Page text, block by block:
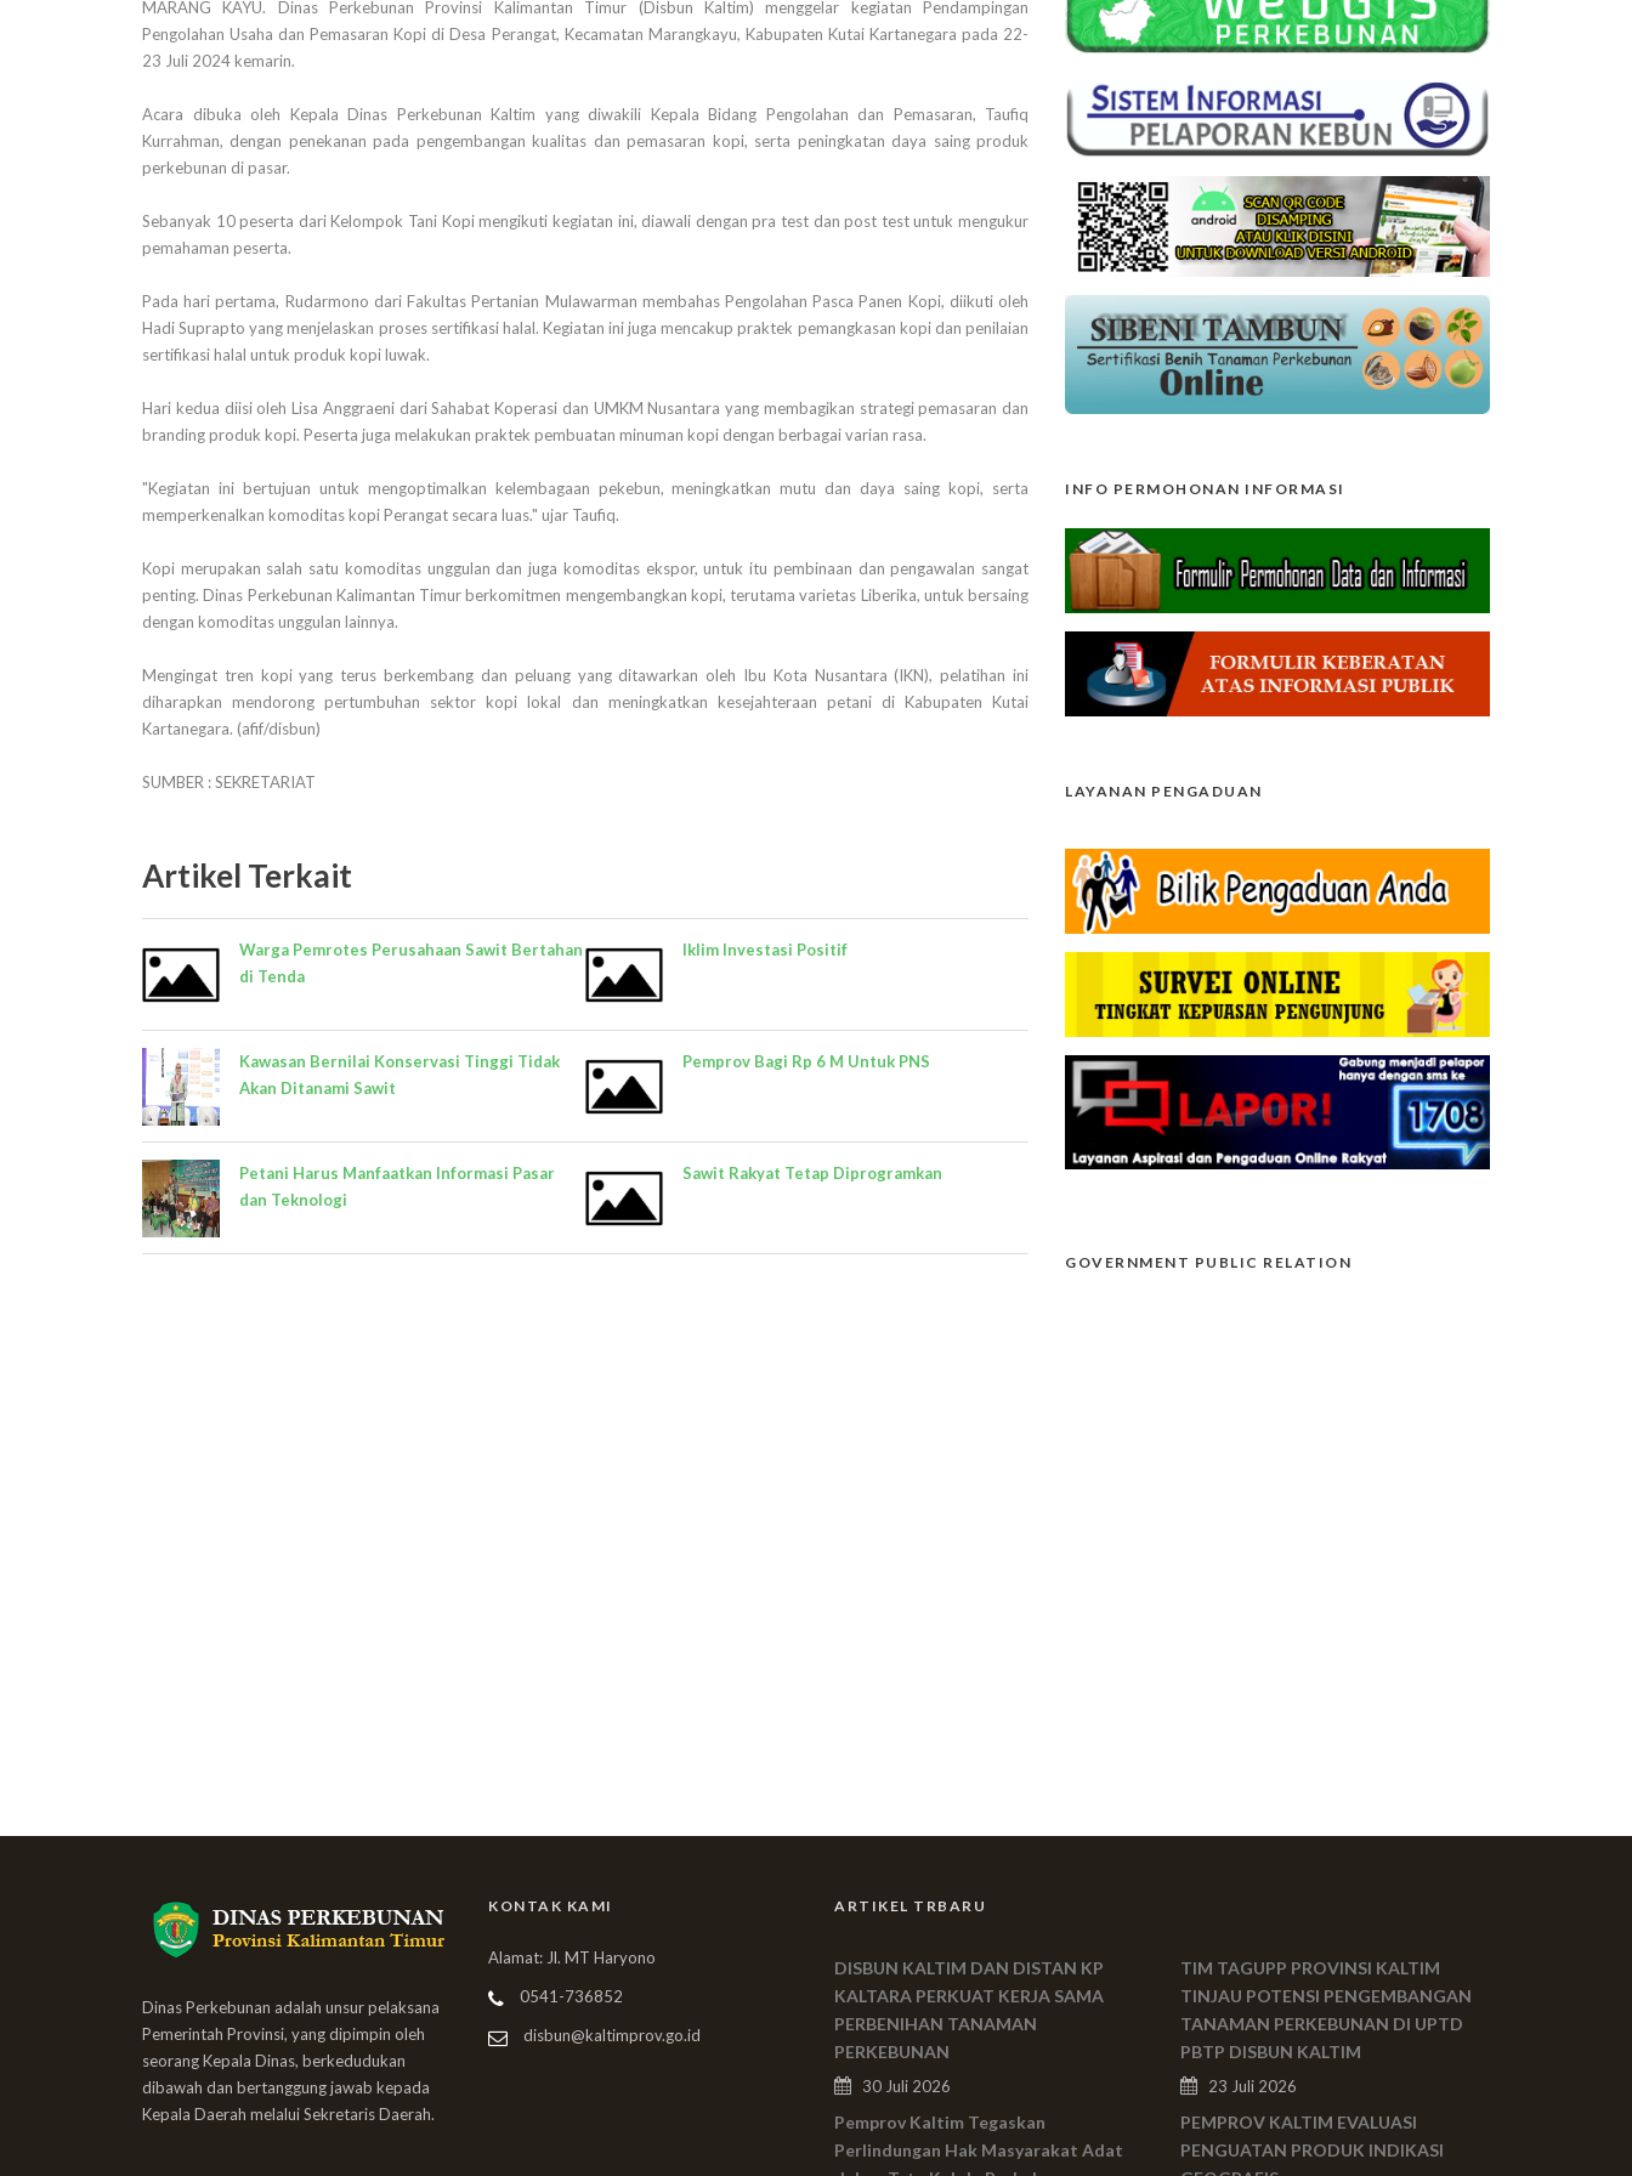
MARANG KAYU. Dinas Perkebunan Provinsi Kalimantan Timur (Disbun Kaltim) menggelar kegiatan Pendampingan
Pengolahan Usaha dan Pemasaran Kopi di Desa Perangat, Kecamatan Marangkayu, Kabupaten Kutai Kartanegara pada 22-
23 Juli 2024 kemarin.
Acara dibuka oleh Kepala Dinas Perkebunan Kaltim yang diwakili Kepala Bidang Pengolahan dan Pemasaran, Taufiq
Kurrahman, dengan penekanan pada pengembangan kualitas dan pemasaran kopi, serta peningkatan daya saing produk
perkebunan di pasar.
Sebanyak 10 peserta dari Kelompok Tani Kopi mengikuti kegiatan ini, diawali dengan pra test dan post test untuk mengukur
pemahaman peserta.
Pada hari pertama, Rudarmono dari Fakultas Pertanian Mulawarman membahas Pengolahan Pasca Panen Kopi, diikuti oleh
Hadi Suprapto yang menjelaskan proses sertifikasi halal. Kegiatan ini juga mencakup praktek pemangkasan kopi dan penilaian
sertifikasi halal untuk produk kopi luwak.
Hari kedua diisi oleh Lisa Anggraeni dari Sahabat Koperasi dan UMKM Nusantara yang membagikan strategi pemasaran dan
branding produk kopi. Peserta juga melakukan praktek pembuatan minuman kopi dengan berbagai varian rasa.
"Kegiatan ini bertujuan untuk mengoptimalkan kelembagaan pekebun, meningkatkan mutu dan daya saing kopi, serta
memperkenalkan komoditas kopi Perangat secara luas." ujar Taufiq.
Kopi merupakan salah satu komoditas unggulan dan juga komoditas ekspor, untuk itu pembinaan dan pengawalan sangat
penting. Dinas Perkebunan Kalimantan Timur berkomitmen mengembangkan kopi, terutama varietas Liberika, untuk bersaing
dengan komoditas unggulan lainnya.
Mengingat tren kopi yang terus berkembang dan peluang yang ditawarkan oleh Ibu Kota Nusantara (IKN), pelatihan ini
diharapkan mendorong pertumbuhan sektor kopi lokal dan meningkatkan kesejahteraan petani di Kabupaten Kutai
Kartanegara. (afif/disbun)
SUMBER : SEKRETARIAT
Artikel Terkait
Warga Pemrotes Perusahaan Sawit Bertahan
di Tenda
Kawasan Bernilai Konservasi Tinggi Tidak
Akan Ditanami Sawit
Petani Harus Manfaatkan Informasi Pasar
dan Teknologi
Iklim Investasi Positif
Pemprov Bagi Rp 6 M Untuk PNS
Sawit Rakyat Tetap Diprogramkan
INFO PERMOHONAN INFORMASI
LAYANAN PENGADUAN
GOVERNMENT PUBLIC RELATION
Dinas Perkebunan adalah unsur pelaksana
Pemerintah Provinsi, yang dipimpin oleh
seorang Kepala Dinas, berkedudukan
dibawah dan bertanggung jawab kepada
Kepala Daerah melalui Sekretaris Daerah.
KONTAK KAMI
Alamat: Jl. MT Haryono
0541-736852
disbun@kaltimprov.go.id
ARTIKEL TRBARU
DISBUN KALTIM DAN DISTAN KP
KALTARA PERKUAT KERJA SAMA
PERBENIHAN TANAMAN
PERKEBUNAN
30 Juli 2026
Pemprov Kaltim Tegaskan
Perlindungan Hak Masyarakat Adat
TIM TAGUPP PROVINSI KALTIM
TINJAU POTENSI PENGEMBANGAN
TANAMAN PERKEBUNAN DI UPTD
PBTP DISBUN KALTIM
23 Juli 2026
PEMPROV KALTIM EVALUASI
PENGUATAN PRODUK INDIKASI